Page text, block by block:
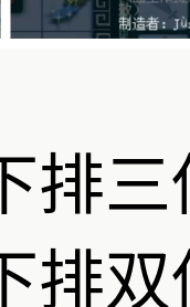
三
排双